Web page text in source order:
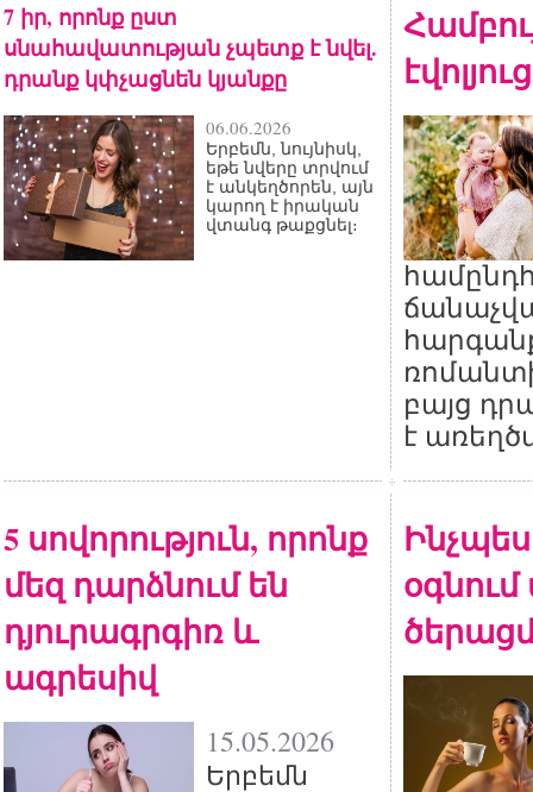
7 իր, որոնք ըստ
սնահավատության չպետք է նվել.
դրանք կփչացնեն կյանքը
06.06.2026
Երբեմն, նույնիսկ,
եթե նվերը տրվում
է անկեղծորեն, այն
կարող է իրական
վտանգ թաքցնել։
բայց
է
5 սովորություն, որոնք
մեզ դարձնում են
դյուրագրգիռ և
ագրեսիվ
15.05.2026
Երբեմն